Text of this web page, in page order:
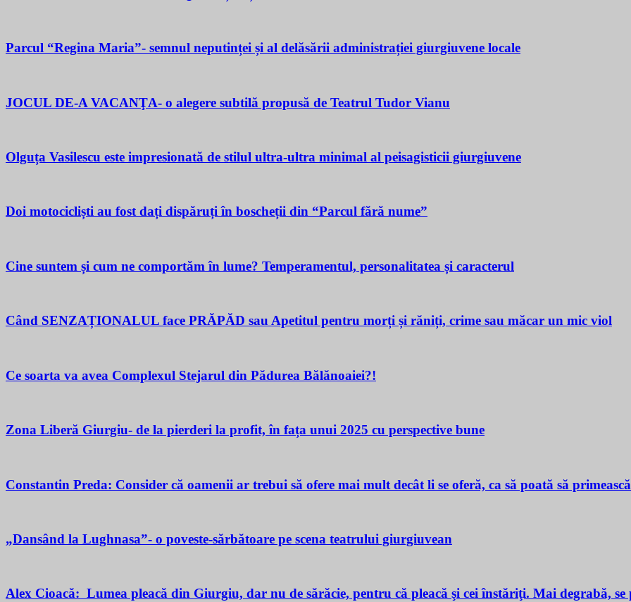
Parcul “Regina Maria”- semnul neputinței și al delăsării administrației giurgiuvene locale
JOCUL DE-A VACANŢA- o alegere subtilă propusă de Teatrul Tudor Vianu
Olguța Vasilescu este impresionată de stilul ultra-ultra minimal al peisagisticii giurgiuvene
Doi motocicliști au fost dați dispăruți în boscheții din “Parcul fără nume”
Cine suntem și cum ne comportăm în lume? Temperamentul, personalitatea și caracterul
Când SENZAȚIONALUL face PRĂPĂD sau Apetitul pentru morți și răniți, crime sau măcar un mic viol
Ce soarta va avea Complexul Stejarul din Pădurea Bălănoaiei?!
Zona Liberă Giurgiu- de la pierderi la profit, în fața unui 2025 cu perspective bune
Constantin Preda: Consider că oamenii ar trebui să ofere mai mult decât li se oferă, ca să poată să
„Dansând la Lughnasa”- o poveste-sărbătoare pe scena teatrului giurgiuvean
Alex Cioacă: Lumea pleacă din Giurgiu, dar nu de sărăcie, pentru că pleacă şi cei înstăriţi. Mai degrabă,